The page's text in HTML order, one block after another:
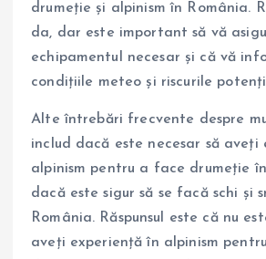
drumeție și alpinism în România.
da, dar este important să vă
echipamentul necesar și că vă
condițiile meteo și riscurile
Alte întrebări frecvente despre
includ dacă este necesar să aveți
alpinism pentru a face drumeție
dacă este sigur să se facă schi și
România. Răspunsul este că nu
aveți experiență în alpinism